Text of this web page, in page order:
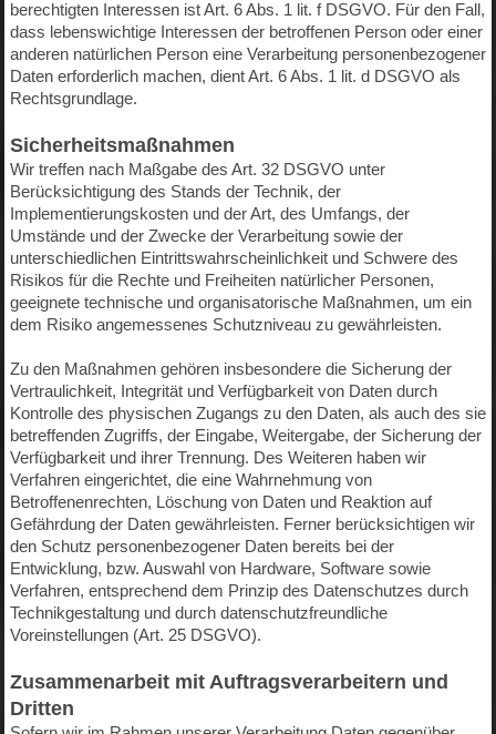
berechtigten Interessen ist Art. 6 Abs. 1 lit. f DSGVO. Für den Fall,
dass lebenswichtige Interessen der betroffenen Person oder einer
anderen natürlichen Person eine Verarbeitung personenbezogener
Daten erforderlich machen, dient Art. 6 Abs. 1 lit. d DSGVO als
Rechtsgrundlage.
Sicherheitsmaßnahmen
Wir treffen nach Maßgabe des Art. 32 DSGVO unter
Berücksichtigung des Stands der Technik, der
Implementierungskosten und der Art, des Umfangs, der
Umstände und der Zwecke der Verarbeitung sowie der
unterschiedlichen Eintrittswahrscheinlichkeit und Schwere des
Risikos für die Rechte und Freiheiten natürlicher Personen,
geeignete technische und organisatorische Maßnahmen, um ein
dem Risiko angemessenes Schutzniveau zu gewährleisten.
Zu den Maßnahmen gehören insbesondere die Sicherung der
Vertraulichkeit, Integrität und Verfügbarkeit von Daten durch
Kontrolle des physischen Zugangs zu den Daten, als auch des sie
betreffenden Zugriffs, der Eingabe, Weitergabe, der Sicherung der
Verfügbarkeit und ihrer Trennung. Des Weiteren haben wir
Verfahren eingerichtet, die eine Wahrnehmung von
Betroffenenrechten, Löschung von Daten und Reaktion auf
Gefährdung der Daten gewährleisten. Ferner berücksichtigen wir
den Schutz personenbezogener Daten bereits bei der
Entwicklung, bzw. Auswahl von Hardware, Software sowie
Verfahren, entsprechend dem Prinzip des Datenschutzes durch
Technikgestaltung und durch datenschutzfreundliche
Voreinstellungen (Art. 25 DSGVO).
Zusammenarbeit mit Auftragsverarbeitern und
Dritten